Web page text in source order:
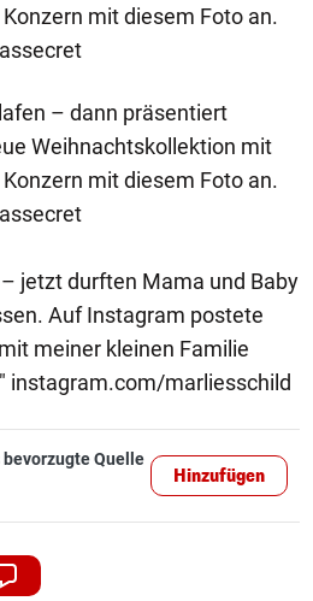
mit diesem Foto an.
– dann präsentiert
Weihnachtskollektion mit
mit diesem Foto an.
jetzt durften Mama und Baby
Auf Instagram postete
meiner kleinen Familie
instagram.com/marliesschild
bevorzugte Quelle
Hinzufügen